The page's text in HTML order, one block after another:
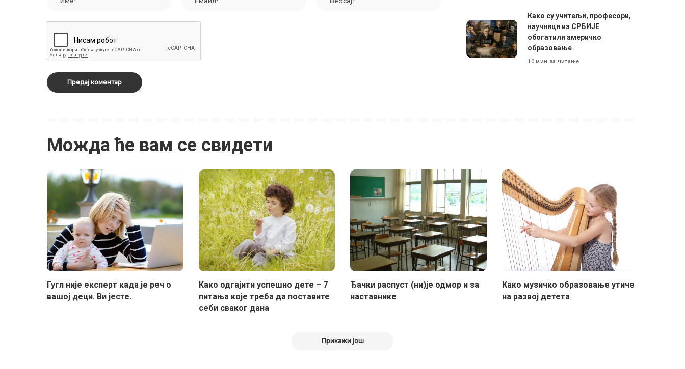
Како су учитељи, професори,
научници из СРБИЈЕ
обогатили америчко
образовање
10 мин за читање
Можда ће вам се свидети
Гугл није експерт када је реч о
вашој деци. Ви јесте.
Како одгајити успешно дете – 7
питања које треба да поставите
себи сваког дана
Ђачки распуст (ни)је одмор и за
наставнике
Како музичко образовање утиче
на развој детета
Прикажи још